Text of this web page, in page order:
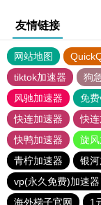
友情链接
网站地图
tiktok加速器
狗
风驰加速器
免
快连加速器
快
快鸭加速器
旋
青柠加速器
银
vp(永久免费)加速器
海外梯子官网
1